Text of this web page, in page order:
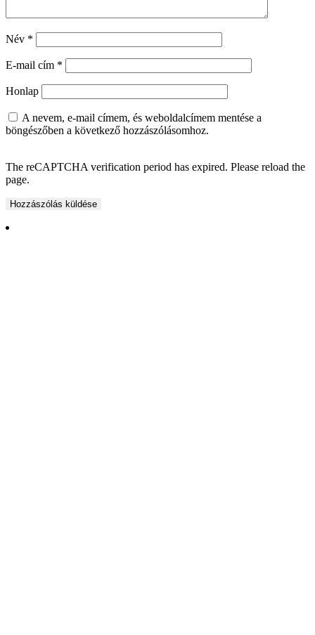
Név *
E-mail cím *
Honlap
A nevem, e-mail címem, és weboldalcímem mentése a
böngészőben a következő hozzászólásomhoz.
The reCAPTCHA verification period has expired. Please reload the
page.